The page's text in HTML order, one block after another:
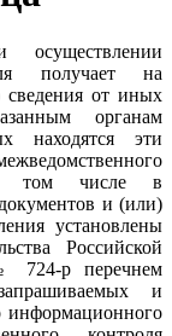
получает на
сведения от иных
органам
находятся эти
в том числе в
и (или)
установлены
Российской
724-р перечнем
и
информационного